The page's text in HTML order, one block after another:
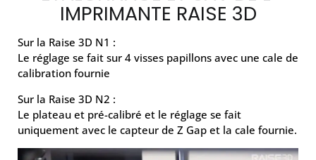
IMPRIMANTE RAISE 3D
Sur la Raise 3D N1 :
Le réglage se fait sur 4 visses papillons avec une cale de
calibration fournie
Sur la Raise 3D N2 :
Le plateau et pré-calibré et le réglage se fait
uniquement avec le capteur de Z Gap et la cale fournie.